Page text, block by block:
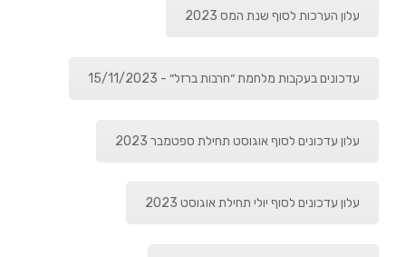
עלון הערכות לסוף שנת המס 2023
עדכונים בעקבות מלחמת ״חרבות ברזל״ - 15/11/2023
עלון עדכונים לסוף אוגוסט תחילת ספטמבר 2023
עלון עדכונים לסוף יולי תחילת אוגוסט 2023